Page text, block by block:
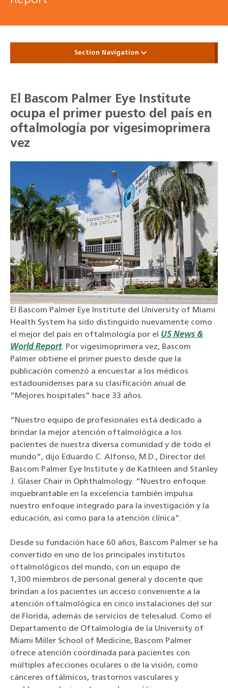
Section Navigation
El Bascom Palmer Eye Institute
ocupa el primer puesto del país en
oftalmología por vigesimoprimera
vez
El Bascom Palmer Eye Institute del University of Miami
Health System ha sido distinguido nuevamente como
el mejor del país en oftalmología por el US News &
World Report. Por vigesimoprimera vez, Bascom
Palmer obtiene el primer puesto desde que la
publicación comenzó a encuestar a los médicos
estadounidenses para su clasificación anual de
“Mejores hospitales” hace 33 años.
“ Nuestro equipo de profesionales está dedicado a
brindar la mejor atención oftalmológica a los
pacientes de nuestra diversa comunidad y de todo el
mundo”, dijo Eduardo C. Alfonso, M.D., Director del
Bascom Palmer Eye Institute y de Kathleen and Stanley
J. Glaser Chair in Ophthalmology. “Nuestro enfoque
inquebrantable en la excelencia también impulsa
nuestro enfoque integrado para la investigación y la
educación, así como para la atención clínica”.
Desde su fundación hace 60 años, Bascom Palmer se ha
convertido en uno de los principales institutos
oftalmológicos del mundo, con un equipo de
1,300 miembros de personal general y docente que
brindan a los pacientes un acceso conveniente a la
atención oftalmológica en cinco instalaciones del sur
de Florida, además de servicios de telesalud. Como el
Departamento de Oftalmología de la University of
Miami Miller School of Medicine, Bascom Palmer
ofrece atención coordinada para pacientes con
múltiples afecciones oculares o de la visión, como
cánceres oftálmicos, trastornos vasculares y